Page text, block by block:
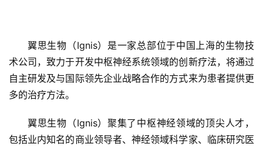
页
翼思生物（Ignis）是一家总部位于中国上海的生物技
术公司，致力于开发中枢神经系统领域的创新疗法，将通过
自主研发及与国际领先企业战略合作的方式来为患者提供更
多的治疗方法。
翼思生物（Ignis）聚集了中枢神经领域的顶尖人才，
包括业内知名的商业领导者、神经领域科学家、临床研究医